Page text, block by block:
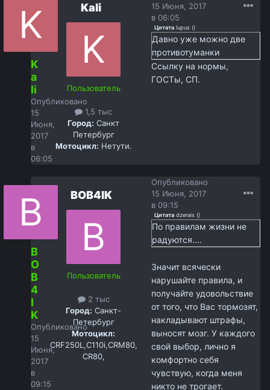
K
a
li
Опубликовано
15
Июня,
2017
в
06:05
Kali
Пользователь
1,5 тыс
Город: Санкт
Петербург
Мотоцикл: Нетути.
15 Июня, 2017
в 06:05
Цитата lupus ()
Давно уже можно две
противотуманки
Ссылку на нормы,
ГОСТы, СП.
B
O
B
4
I
K
Опубликовано
15
Июня,
2017
в
09:15
BOB4IK
Пользователь
2 тыс
Город: Санкт-
Петербург
Мотоцикл:
CRF250L,С110i,CRM80,
CR80,
Опубликовано
15 Июня, 2017
в 09:15
Цитата dzerais ()
По правилам жизни не
радуются....
Значит всячески
нарушайте правила, и
получайте удовольствие
от того, что Вас тормозят,
накладывают штрафы,
выносят мозг. У каждого
свой выбор, лично я
комфортно себя
чувствую, когда меня
никто не трогает.